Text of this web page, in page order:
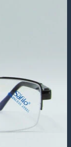
عینک
عینک طبی
عینک
عینک
عینک
برند عینک
عینک